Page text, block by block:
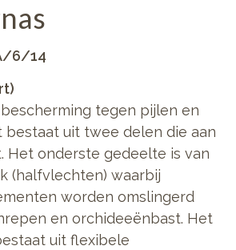
6/14
tegen pijlen en
uit twee delen die aan
Het onderste gedeelte is van
(halfvlechten) waarbij
worden omslingerd
en orchideeënbast. Het
uit flexibele